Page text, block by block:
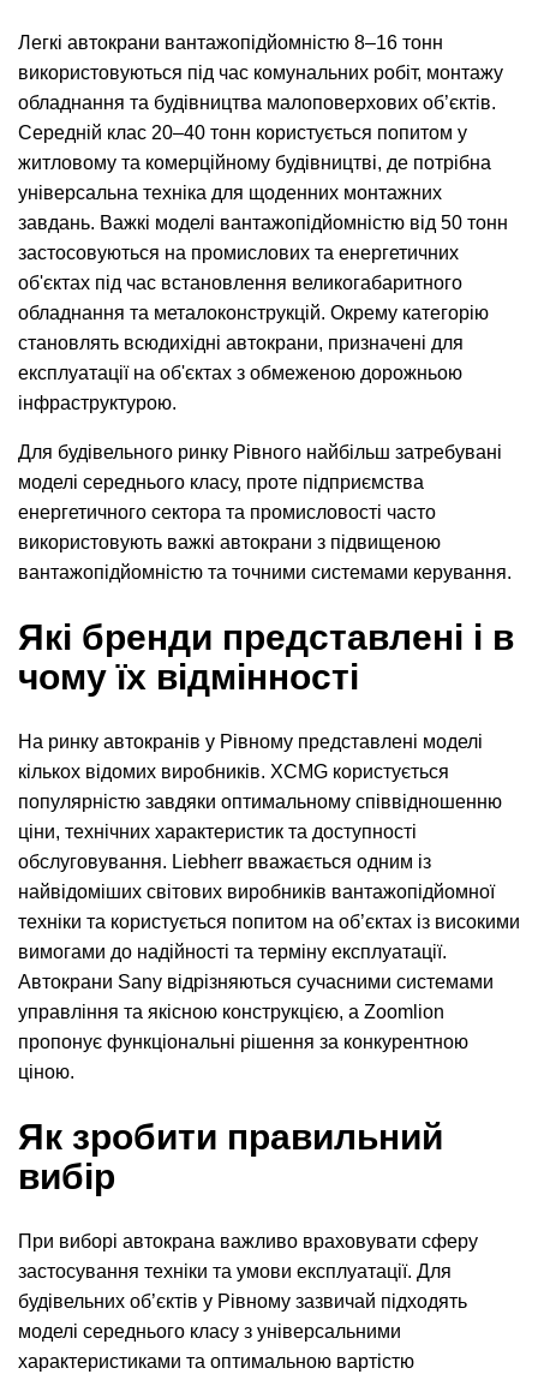
Легкі автокрани вантажопідйомністю 8–16 тонн
використовуються під час комунальних робіт, монтажу
обладнання та будівництва малоповерхових об’єктів.
Середній клас 20–40 тонн користується попитом у
житловому та комерційному будівництві, де потрібна
універсальна техніка для щоденних монтажних
завдань. Важкі моделі вантажопідйомністю від 50 тонн
застосовуються на промислових та енергетичних
об'єктах під час встановлення великогабаритного
обладнання та металоконструкцій. Окрему категорію
становлять всюдихідні автокрани, призначені для
експлуатації на об'єктах з обмеженою дорожньою
інфраструктурою.
Для будівельного ринку Рівного найбільш затребувані
моделі середнього класу, проте підприємства
енергетичного сектора та промисловості часто
використовують важкі автокрани з підвищеною
вантажопідйомністю та точними системами керування.
Які бренди представлені і в
чому їх відмінності
На ринку автокранів у Рівному представлені моделі
кількох відомих виробників. XCMG користується
популярністю завдяки оптимальному співвідношенню
ціни, технічних характеристик та доступності
обслуговування. Liebherr вважається одним із
найвідоміших світових виробників вантажопідйомної
техніки та користується попитом на об’єктах із високими
вимогами до надійності та терміну експлуатації.
Автокрани Sany відрізняються сучасними системами
управління та якісною конструкцією, а Zoomlion
пропонує функціональні рішення за конкурентною
ціною.
Як зробити правильний
вибір
При виборі автокрана важливо враховувати сферу
застосування техніки та умови експлуатації. Для
будівельних об’єктів у Рівному зазвичай підходять
моделі середнього класу з універсальними
характеристиками та оптимальною вартістю